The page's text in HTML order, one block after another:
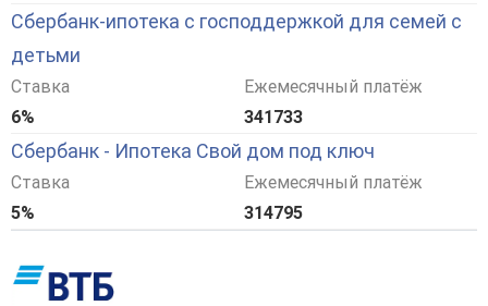
Сбербанк-ипотека с господдержкой для семей с
детьми
Ставка
6%
Ежемесячный платёж
341733
Сбербанк - Ипотека Свой дом под ключ
Ставка
5%
Ежемесячный платёж
314795